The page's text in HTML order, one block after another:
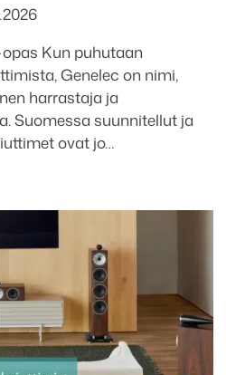
Kun puhutaan
Genelec on nimi,
harrastaja ja
Suomessa suunnitellut ja
ovat jo…